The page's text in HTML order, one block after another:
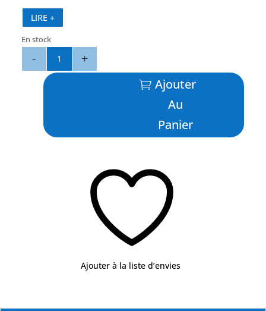
LIRE +
En stock
quantité
Perles
-
Ajouter
Au
Panier
Ajouter à la liste d’envies